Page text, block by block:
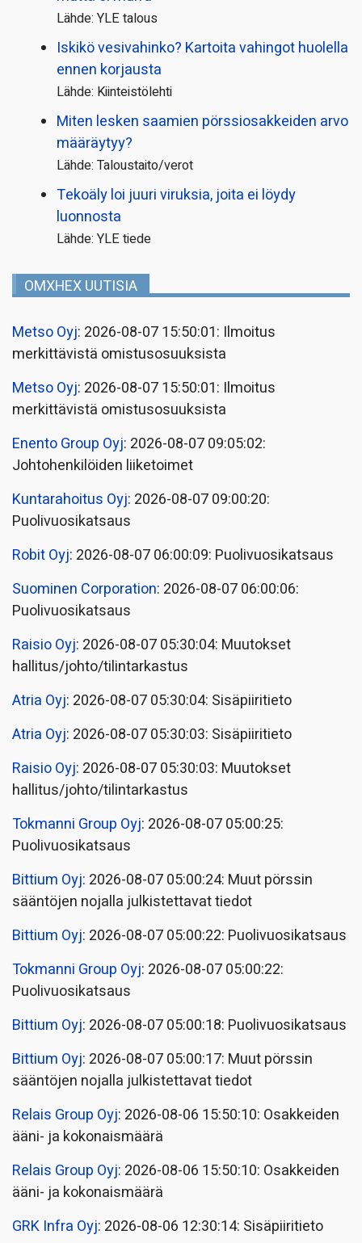
Lähde: YLE talous
Iskikö vesivahinko? Kartoita vahingot huolella
ennen korjausta
Lähde: Kiinteistölehti
Miten lesken saamien pörssi­osakkeiden arvo
määräytyy?
Lähde: Taloustaito/verot
Tekoäly loi juuri viruksia, joita ei löydy
luonnosta
Lähde: YLE tiede
OMXHEX UUTISIA
Metso Oyj: 2026-08-07 15:50:01: Ilmoitus
merkittävistä omistusosuuksista
Metso Oyj: 2026-08-07 15:50:01: Ilmoitus
merkittävistä omistusosuuksista
Enento Group Oyj: 2026-08-07 09:05:02:
Johtohenkilöiden liiketoimet
Kuntarahoitus Oyj: 2026-08-07 09:00:20:
Puolivuosikatsaus
Robit Oyj: 2026-08-07 06:00:09: Puolivuosikatsaus
Suominen Corporation: 2026-08-07 06:00:06:
Puolivuosikatsaus
Raisio Oyj: 2026-08-07 05:30:04: Muutokset
hallitus/johto/tilintarkastus
Atria Oyj: 2026-08-07 05:30:04: Sisäpiiritieto
Atria Oyj: 2026-08-07 05:30:03: Sisäpiiritieto
Raisio Oyj: 2026-08-07 05:30:03: Muutokset
hallitus/johto/tilintarkastus
Tokmanni Group Oyj: 2026-08-07 05:00:25:
Puolivuosikatsaus
Bittium Oyj: 2026-08-07 05:00:24: Muut pörssin
sääntöjen nojalla julkistettavat tiedot
Bittium Oyj: 2026-08-07 05:00:22: Puolivuosikatsaus
Tokmanni Group Oyj: 2026-08-07 05:00:22:
Puolivuosikatsaus
Bittium Oyj: 2026-08-07 05:00:18: Puolivuosikatsaus
Bittium Oyj: 2026-08-07 05:00:17: Muut pörssin
sääntöjen nojalla julkistettavat tiedot
Relais Group Oyj: 2026-08-06 15:50:10: Osakkeiden
ääni- ja kokonaismäärä
Relais Group Oyj: 2026-08-06 15:50:10: Osakkeiden
ääni- ja kokonaismäärä
GRK Infra Oyj: 2026-08-06 12:30:14: Sisäpiiritieto